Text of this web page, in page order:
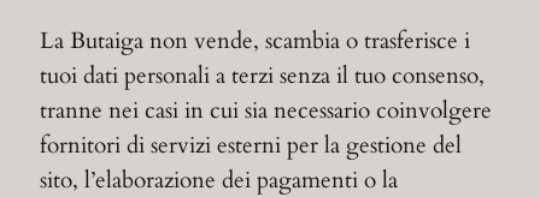
La Butaiga non vende, scambia o trasferisce i
tuoi dati personali a terzi senza il tuo consenso,
tranne nei casi in cui sia necessario coinvolgere
fornitori di servizi esterni per la gestione del
sito, l’elaborazione dei pagamenti o la